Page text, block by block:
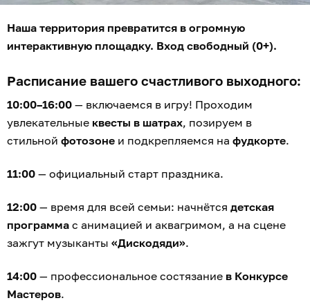
Наша территория превратится в огромную
интерактивную площадку. Вход свободный (0+).
Расписание вашего счастливого выходного:
10:00–16:00 — включаемся в игру! Проходим
увлекательные квесты в шатрах, позируем в
стильной фотозоне и подкрепляемся на фудкорте.
11:00 — официальный старт праздника.
12:00 — время для всей семьи: начнётся детская
программа с анимацией и аквагримом, а на сцене
зажгут музыканты «Дискодяди».
14:00 — профессиональное состязание в Конкурсе
Мастеров.